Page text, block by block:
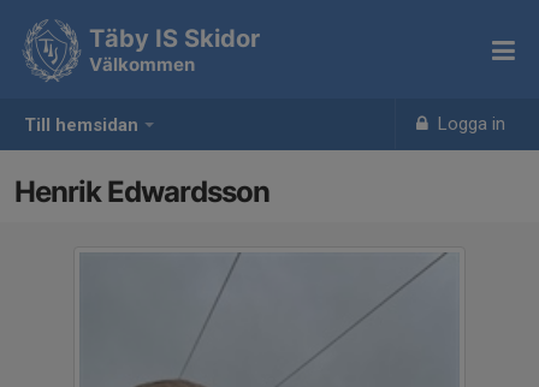
Till hemsidan Logga in
Täby IS Skidor
Välkommen
Henrik Edwardsson